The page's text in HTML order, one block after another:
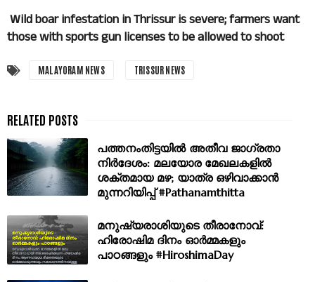
Wild boar infestation in Thrissur is severe; farmers want
those with sports gun licenses to be allowed to shoot
MALAYORAM NEWS TRISSUR NEWS
പത്തനംതിട്ടയിൽ അതീവ ജാഗ്രതാ
നിർദേശം: മലയോര മേഖലകളിൽ
ശക്തമായ മഴ; യാത്ര ഒഴിവാക്കാൻ
മുന്നറിയിപ്പ് #Pathanamthitta
മനുഷ്യരാശിയുടെ തീരാനോവ്:
ഹിരോഷിമ ദിനം ഓർമ്മകളും
പാഠങ്ങളും #HiroshimaDay